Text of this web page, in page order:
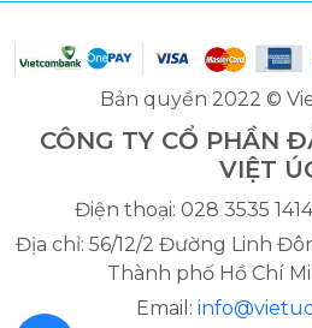
Bản quyền 2022 ©
CÔNG TY CỔ PHẦN
VIỆT
Điện thoại: 028 3535
Địa chỉ: 56/12/2 Đường Linh
Thành phố Hồ Chí
Email: